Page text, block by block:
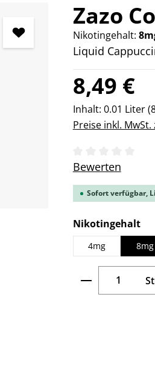
Zazo
Nikotingehalt:
Liquid
Regulärer Preis:
8,49 €
Inhalt: 0.01 Liter
Preise inkl.
Bewerten
Sofort verfügbar,
Nikotingehalt
4mg 8mg
Produkt